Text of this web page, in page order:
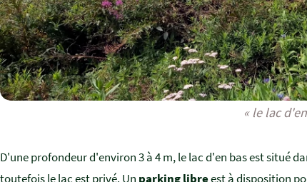
« le lac
D'une profondeur d'environ 3 à 4 m, le lac d'en bas est situé
toutefois le lac est privé. Un parking libreest à disposition